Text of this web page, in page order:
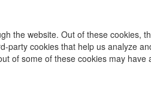
the website. Out of these
cookies that help us analyze
of some of these cookies may